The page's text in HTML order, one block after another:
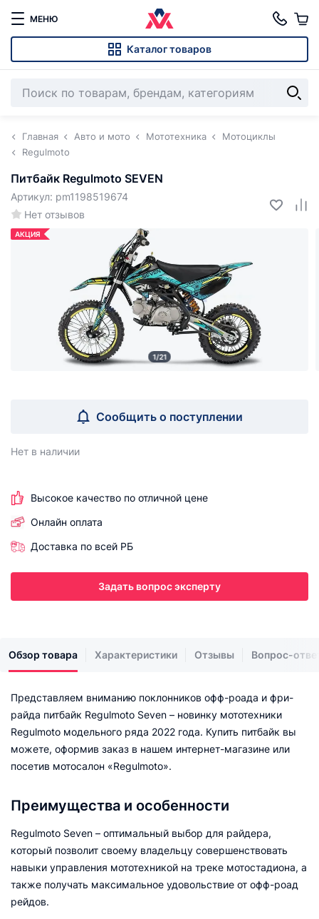
МЕНЮ
Каталог товаров
Главная Авто и мото Мототехника
Мотоциклы
Regulmoto
Питбайк Regulmoto SEVEN
Нет отзывов
Артикул: pm1198519674
АКЦИЯ
1/21
Сообщить о поступлении
Нет в наличии
Высокое качество по отличной цене
Онлайн оплата
Доставка по всей РБ
Задать вопрос эксперту
Обзор товара Характеристики Отзывы Вопрос-
Представляем вниманию поклонников офф-роада и фри-
райда питбайк Regulmoto Seven – новинку мототехники
Regulmoto модельного ряда 2022 года. Купить питбайк вы
можете, оформив заказ в нашем интернет-магазине или
посетив мотосалон «Regulmoto».
Преимущества и особенности
Regulmoto Seven – оптимальный выбор для райдера,
который позволит своему владельцу совершенствовать
навыки управления мототехникой на треке мотостадиона, а
также получать максимальное удовольствие от офф-роад
рейдов.